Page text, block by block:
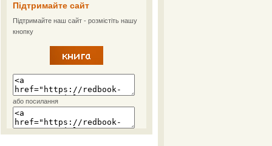
Підтримайте сайт
Підтримайте наш сайт - розмістіть нашу
кнопку
або посилання